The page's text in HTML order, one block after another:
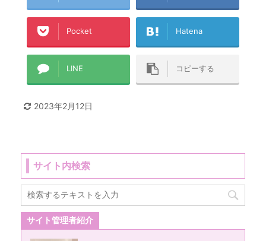
Pocket Hatena
LINE コピーする
2023年2月12日
サイト内検索
サイト管理者紹介